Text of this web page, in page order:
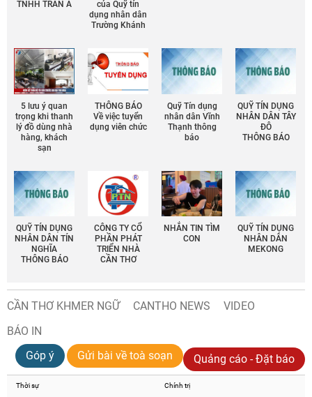
TNHH TRẦN Á
của Quỹ tín
dụng nhân dân
Trường Khánh
5 lưu ý quan
trọng khi thanh
lý đồ dùng nhà
hàng, khách
sạn
THÔNG BÁO
Về việc tuyển
dụng viên chức
Quỹ Tín dụng
nhân dân Vĩnh
Thạnh thông
báo
QUỸ TÍN DỤNG
NHÂN DÂN TÂY
ĐÔ
THÔNG BÁO
QUỸ TÍN DỤNG
NHÂN DÂN TÍN
NGHĨA
THÔNG BÁO
CÔNG TY CỔ
PHẦN PHÁT
TRIỂN NHÀ
CẦN THƠ
NHẮN TIN TÌM
CON
QUỸ TÍN DỤNG
NHÂN DÂN
MEKONG
CẦN THƠ KHMER NGỮ CANTHO NEWS
VIDEO
BÁO IN
Góp ý
Gửi bài về toà soạn Quảng cáo - Đặt báo
Thời sự Chính trị